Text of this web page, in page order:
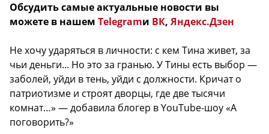
Обсудить самые актуальные новости вы
можете в нашем Telegramи ВК, Яндекс.Дзен
Не хочу ударяться в личности: с кем Тина живет, за
чьи деньги... Но это за гранью. У Тины есть выбор —
заболей, уйди в тень, уйди с должности. Кричат о
патриотизме и строят дворцы, где две тысячи
комнат…» — добавила блогер в YouTube-шоу «А
поговорить?»